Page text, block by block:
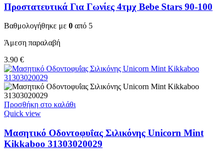
Προστατευτικά Για Γωνίες 4τμχ Bebe Stars 90-100
Βαθμολογήθηκε με 0 από 5
Άμεση παραλαβή
3.90 €
Προσθήκη στο καλάθι
Quick view
Μασητικό Οδοντοφυΐας Σιλικόνης Unicorn Mint
Kikkaboo 31303020029